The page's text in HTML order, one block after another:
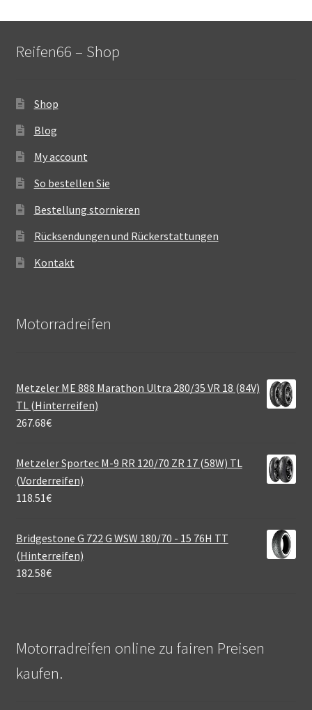
Reifen66 – Shop
Shop
Blog
My account
So bestellen Sie
Bestellung stornieren
Rücksendungen und Rückerstattungen
Kontakt
Motorradreifen
Metzeler ME 888 Marathon Ultra 280/35 VR 18 (84V)
TL (Hinterreifen)
267.68€
Metzeler Sportec M-9 RR 120/70 ZR 17 (58W) TL
(Vorderreifen)
118.51€
Bridgestone G 722 G WSW 180/70 - 15 76H TT
(Hinterreifen)
182.58€
Motorradreifen online zu fairen Preisen
kaufen.